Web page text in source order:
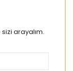
arayalım.